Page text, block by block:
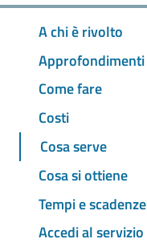
A chi è rivolto
Approfondimenti
Come fare
Costi
Cosa serve
Cosa si ottiene
Tempi e scadenze
Accedi al servizio